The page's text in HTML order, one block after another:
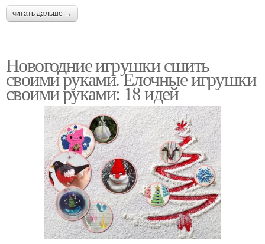
читать дальше →
Новогодние игрушки сшить
своими руками. Елочные игрушки
своими руками: 18 идей